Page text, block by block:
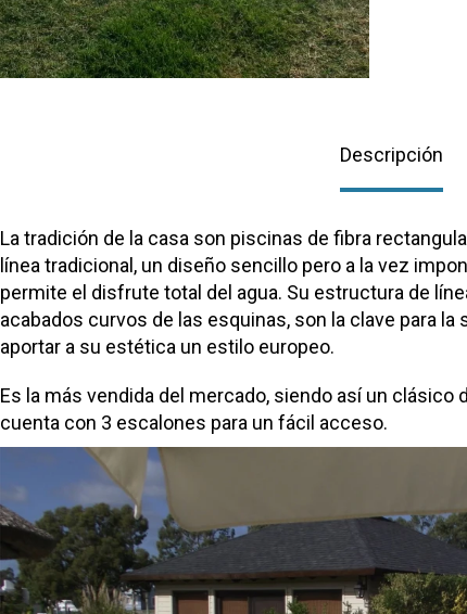
Descripción
La tradición de la casa son piscinas de fibra
línea tradicional, un diseño sencillo pero a la vez
permite el disfrute total del agua. Su estructura de
acabados curvos de las esquinas, son la clave para la
aportar a su estética un estilo europeo.
Es la más vendida del mercado, siendo así un clásico
cuenta con 3 escalones para un fácil acceso.